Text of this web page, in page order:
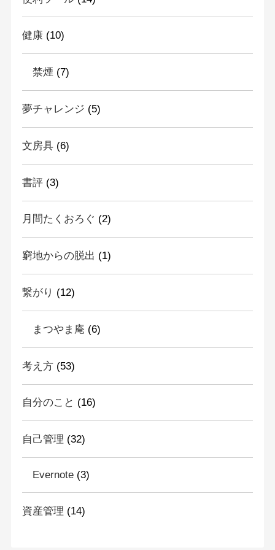
健康(10)
禁煙 (7)
夢チャレンジ (5)
文房具(6)
書評(3)
月間たくおろぐ (2)
窮地からの脱出 (1)
繋がり (12)
まつやま庵 (6)
考え方(53)
自分のこと (16)
自己管理 (32)
Evernote(3)
資産管理 (14)